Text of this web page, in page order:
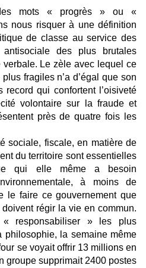
mots « progrès » ou «
nous risquer à une définition
de classe au service des
des plus brutales
Le zèle avec lequel ce
fragiles n’a d’égal que son
qui confortent l’oisiveté
volontaire sur la fraude et
près de quatre fois les
sociale, fiscale, en matière de
du territoire sont essentielles
qui elle même a besoin
à moins de
le faire ce gouvernement que
régir la vie en commun.
« responsabiliser » les plus
philosophie, la semaine même
se voyait offrir 13 millions en
groupe supprimait 2400 postes